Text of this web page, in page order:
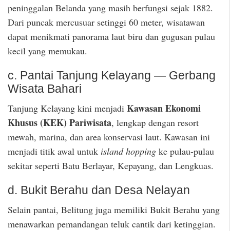
peninggalan Belanda yang masih berfungsi sejak 1882.
Dari puncak mercusuar setinggi 60 meter, wisatawan
dapat menikmati panorama laut biru dan gugusan pulau
kecil yang memukau.
c. Pantai Tanjung Kelayang — Gerbang
Wisata Bahari
Tanjung Kelayang kini menjadi Kawasan Ekonomi
Khusus (KEK) Pariwisata, lengkap dengan resort
mewah, marina, dan area konservasi laut. Kawasan ini
menjadi titik awal untuk island hopping ke pulau-pulau
sekitar seperti Batu Berlayar, Kepayang, dan Lengkuas.
d. Bukit Berahu dan Desa Nelayan
Selain pantai, Belitung juga memiliki Bukit Berahu yang
menawarkan pemandangan teluk cantik dari ketinggian.